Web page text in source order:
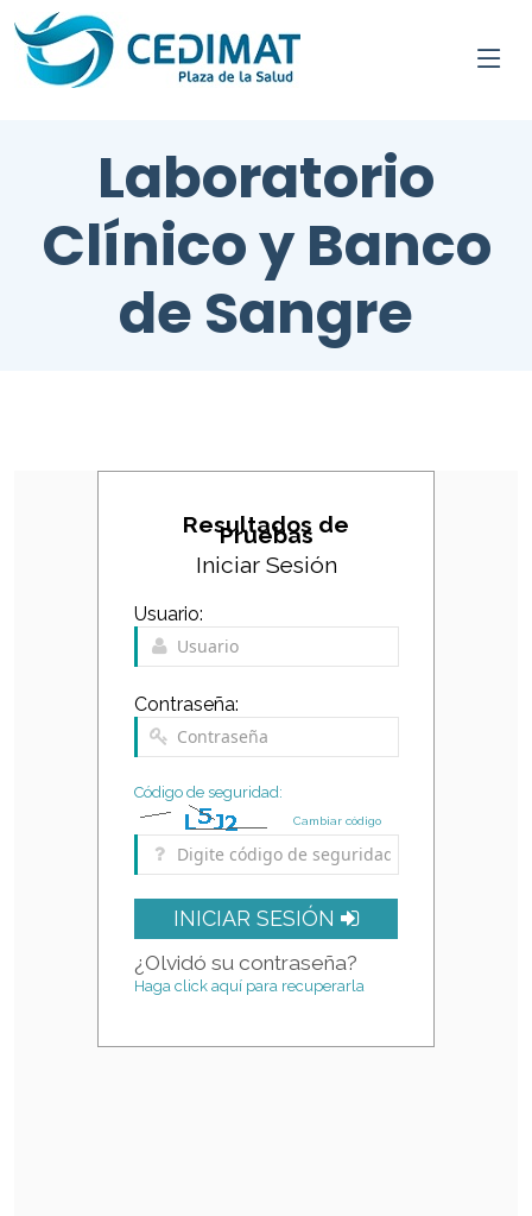
Laboratorio
Clínico y Banco
de Sangre